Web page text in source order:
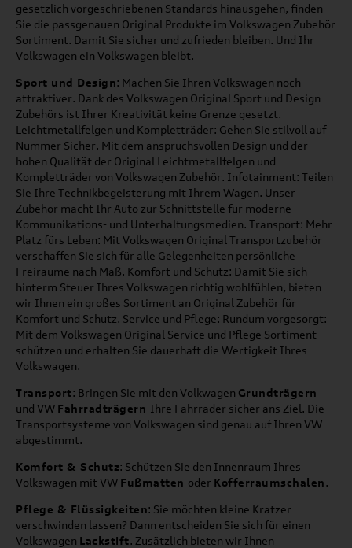
gesetzlich vorgeschriebenen Standards hinausgehen, finden
Sie die passgenauen Original Produkte im Volkswagen Zubehör
Sortiment. Damit Sie sicher und zufrieden bleiben. Und Ihr
Volkswagen ein Volkswagen bleibt.
Sport und Design: Machen Sie Ihren Volkswagen noch
attraktiver. Dank des Volkswagen Original Sport und Design
Zubehörs ist Ihrer Kreativität keine Grenze gesetzt.
Leichtmetallfelgen und Kompletträder: Gehen Sie stilvoll auf
Nummer Sicher. Mit dem anspruchsvollen Design und der
hohen Qualität der Original Leichtmetallfelgen und
Kompletträder von Volkswagen Zubehör. Infotainment: Teilen
Sie Ihre Technikbegeisterung mit Ihrem Wagen. Unser
Zubehör macht Ihr Auto zur Schnittstelle für moderne
Kommunikations- und Unterhaltungsmedien. Transport: Mehr
Platz fürs Leben: Mit Volkswagen Original Transportzubehör
verschaffen Sie sich für alle Gelegenheiten persönliche
Freiräume nach Maß. Komfort und Schutz: Damit Sie sich
hinterm Steuer Ihres Volkswagen richtig wohlfühlen, bieten
wir Ihnen ein großes Sortiment an Original Zubehör für
Komfort und Schutz. Service und Pflege: Rundum vorgesorgt:
Mit dem Volkswagen Original Service und Pflege Sortiment
schützen und erhalten Sie dauerhaft die Wertigkeit Ihres
Volkswagen.
Transport: Bringen Sie mit den Volkwagen Grundträgern
und VW Fahrradträgern Ihre Fahrräder sicher ans Ziel. Die
Transportsysteme von Volkswagen sind genau auf Ihren VW
abgestimmt.
Komfort & Schutz: Schützen Sie den Innenraum Ihres
Volkswagen mit VW Fußmatten oder Kofferraumschalen.
Pflege & Flüssigkeiten: Sie möchten kleine Kratzer
verschwinden lassen? Dann entscheiden Sie sich für einen
Volkswagen Lackstift. Zusätzlich bieten wir Ihnen